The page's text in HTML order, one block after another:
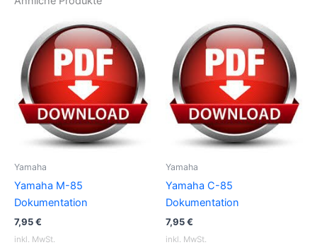
Yamaha
Yamaha M-85
Dokumentation
7,95€
inkl. MwSt.
Yamaha
Yamaha C-85
Dokumentation
7,95€
inkl. MwSt.